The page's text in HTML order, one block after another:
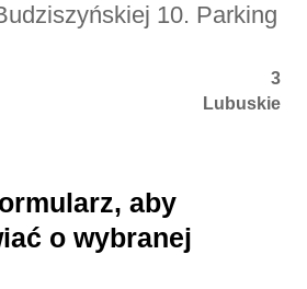
10. Parking
3
Lubuskie
aby
o wybranej